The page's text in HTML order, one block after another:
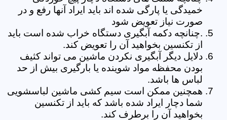
خمیدگی یا پارگی شده اند باید ایراد آنها رفع و در
صورت نیاز تعویض شود
.چنانچه دکمه آبگیری دستگاه خراب شده است باید
از تکنسین بخواهید آن را تعویض کند.
دلایل دیگر آبگیری نکردن ماشین می تواند کثیف
بودن محفظه مواد شوینده یا بارگیری بیش از حد
لباس ها باشد.
همچنین ممکن است سیم کشی ماشین لباسشویی
شما دچار ایراد شده باشد که باید از تکنسین
بخواهید آن را برطرف کند.